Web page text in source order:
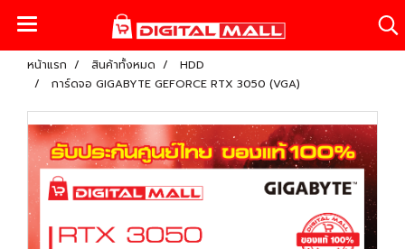
หน้าแรก สินค้าทั้งหมด
HDD
การ์ดจอ GIGABYTE GEFORCE RTX 3050 (VGA)